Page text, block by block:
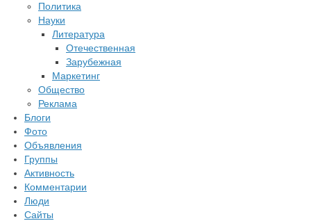
Политика
Науки
Литература
Отечественная
Зарубежная
Маркетинг
Общество
Реклама
Блоги
Фото
Объявления
Группы
Активность
Комментарии
Люди
Сайты